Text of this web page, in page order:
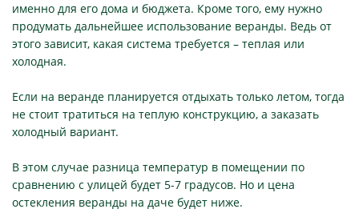
именно для его дома и бюджета. Кроме того, ему нужно
продумать дальнейшее использование веранды. Ведь от
этого зависит, какая система требуется – теплая или
холодная.
Если на веранде планируется отдыхать только летом, тогда
не стоит тратиться на теплую конструкцию, а заказать
холодный вариант.
В этом случае разница температур в помещении по
сравнению с улицей будет 5-7 градусов. Но и цена
остекления веранды на даче будет ниже.